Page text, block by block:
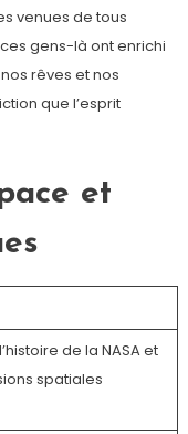
venues de tous
gens-là ont enrichi
rêves et nos
que l’esprit
et
de la NASA et
spatiales